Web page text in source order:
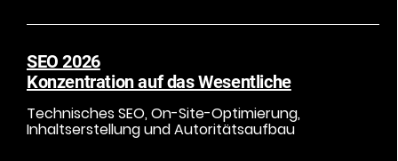
SEO 2026
Konzentration auf das Wesentliche
Technisches SEO, On-Site-Optimierung,
Inhaltserstellung und Autoritätsaufbau